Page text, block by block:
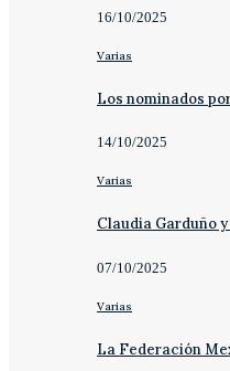
16/10/2025
Varias
Los nominados
14/10/2025
Varias
Claudia Garduño
07/10/2025
Varias
La Federación